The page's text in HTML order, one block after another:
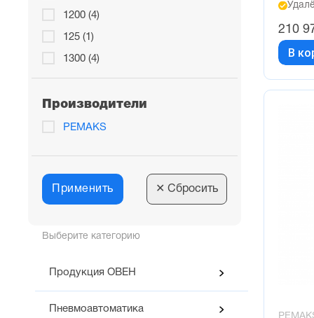
Выберите категорию
Продукция ОВЕН
Пневмоавтоматика
1200 (4)
125 (1)
1300 (4)
1350 (1)
1400 (4)
1500 (4)
1800 (4)
1889 (1)
200 (5)
Производители
PEMAKS
Применить ✕ Сбросить
210
В